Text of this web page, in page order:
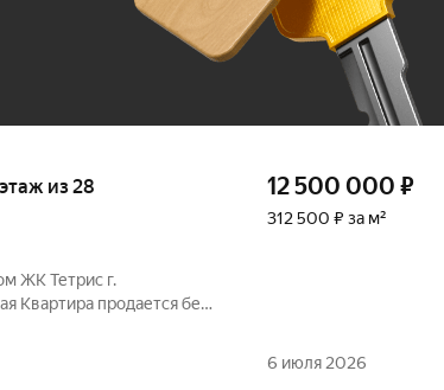
из 28
ЖК Тетрис г.
Квартира продается без
с собственной
12 500 000 ₽
312 500 ₽ за м²
6 июля 2026